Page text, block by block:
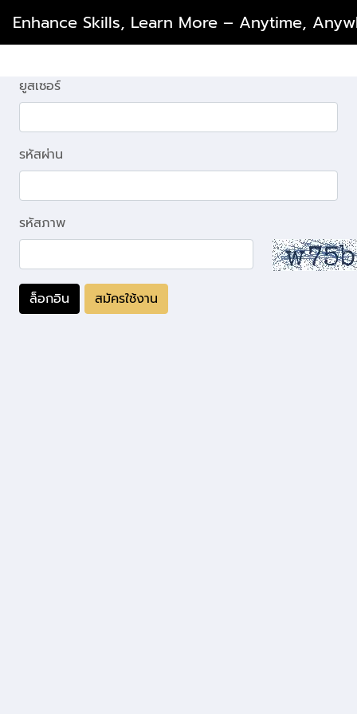
Enhance Skills, Learn More – Anytime,
ยูสเซอร์
รหัสผ่าน
รหัสภาพ
ล็อกอิน สมัครใช้งาน